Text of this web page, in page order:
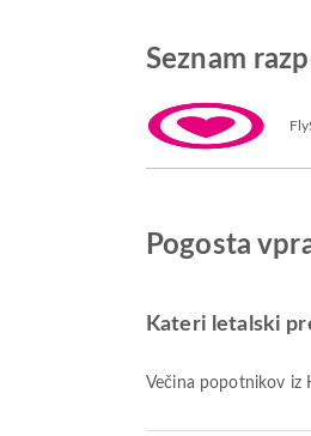
Seznam
Pogosta
Kateri letalski
Večina popotnikov iz